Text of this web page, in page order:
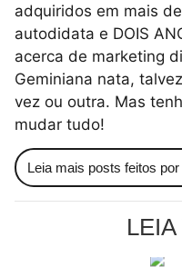
adquiridos em mais
autodidata e DOIS
acerca de marketing
Geminiana nata,
vez ou outra. Mas
mudar tudo!
Leia mais posts feitos